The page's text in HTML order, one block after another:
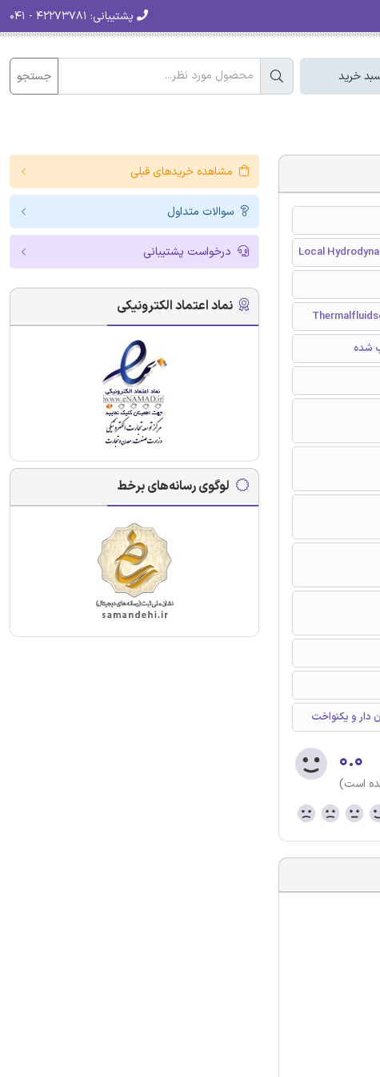
پشتیبانی:
خرید جستجو
Local
شده
دار و یکنواخت
۰.۰
است)
مشاهده خریدهای قبلی
سوالات متداول
درخواست پشتیبانی
نماد اعتماد الکترونیکی
لوگوی رسانه‌های برخط